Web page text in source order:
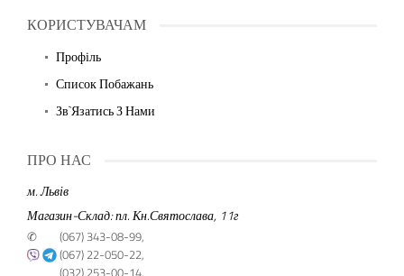
КОРИСТУВАЧАМ
Профіль
Список Побажань
Зв`язатись З Нами
ПРО НАС
м. Львів
Магазин-Склад: пл. Кн.Святослава, 11г
✆
(067) 343-08-99,
(067) 22-050-22,
(032) 253-00-14,